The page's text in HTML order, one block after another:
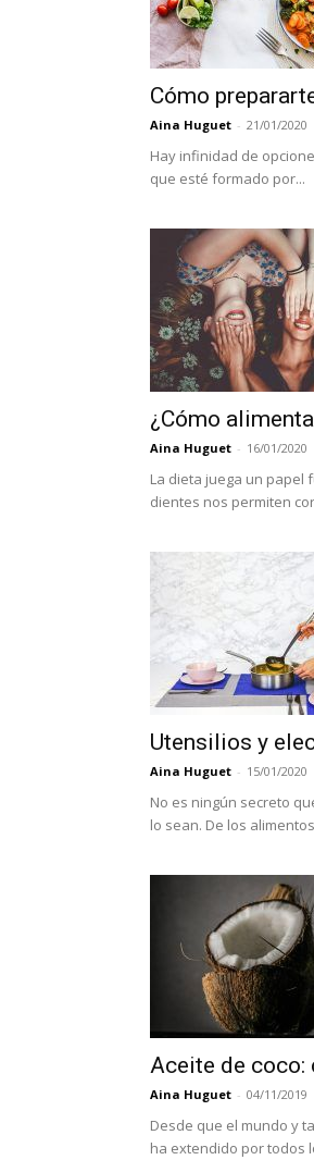
Cómo
Aina Huguet - 21/01/2020
Hay infinidad de
que esté formado por...
¿Cómo
Aina Huguet - 16/01/2020
La dieta juega un papel
dientes nos permiten
Utensilios y
Aina Huguet - 15/01/2020
No es ningún secreto
lo sean. De los
Aceite de
Aina Huguet - 04/11/2019
Desde que el mundo y
ha extendido por todos